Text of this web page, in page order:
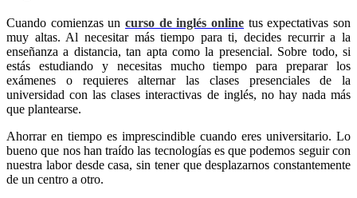
Cuando comienzas un curso de inglés online tus expectativas son
muy altas. Al necesitar más tiempo para ti, decides recurrir a la
enseñanza a distancia, tan apta como la presencial. Sobre todo, si
estás estudiando y necesitas mucho tiempo para preparar los
exámenes o requieres alternar las clases presenciales de la
universidad con las clases interactivas de inglés, no hay nada más
que plantearse.
Ahorrar en tiempo es imprescindible cuando eres universitario. Lo
bueno que nos han traído las tecnologías es que podemos seguir con
nuestra labor desde casa, sin tener que desplazarnos constantemente
de un centro a otro.